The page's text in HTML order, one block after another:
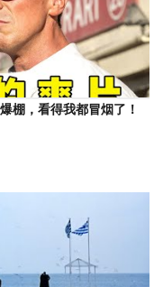
棚，看得我都冒烟了！